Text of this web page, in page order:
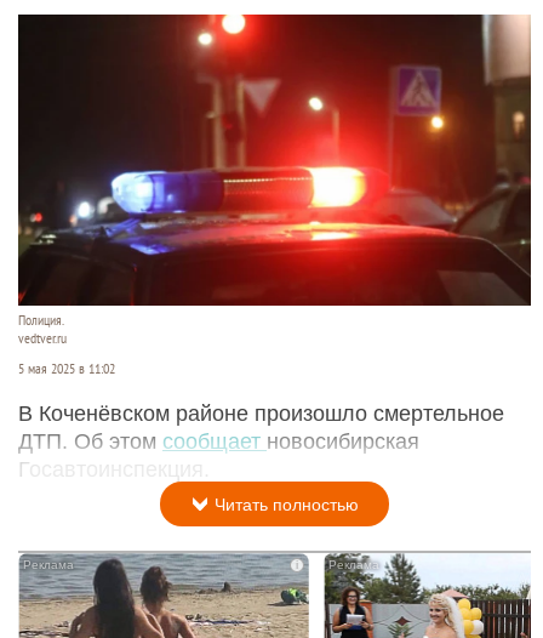
Полиция.
vedtver.ru
5 мая 2025 в 11:02
В Коченёвском районе произошло смертельное
ДТП. Об этом сообщает новосибирская
Госавтоинспекция.
Читать полностью
i